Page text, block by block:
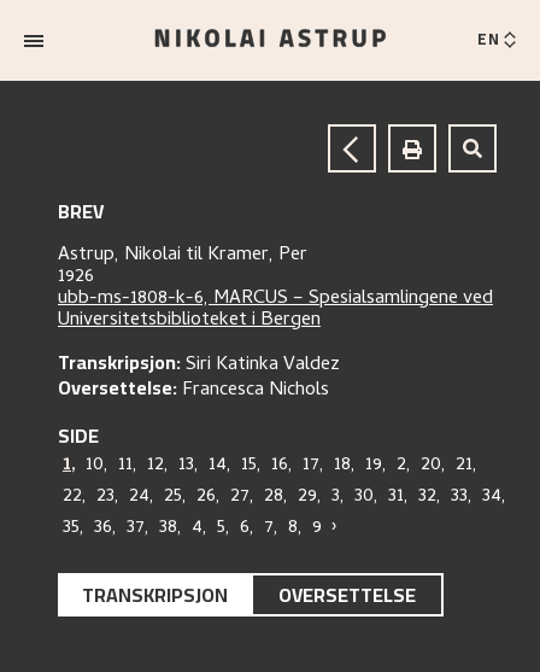
EN
BREV
Astrup, Nikolai tilKramer, Per
1926
ubb-ms-1808-k-6, MARCUS – Spesialsamlingene ved
Universitetsbiblioteket i Bergen
Transkripsjon:Siri Katinka Valdez
Oversettelse:Francesca Nichols
SIDE
1, 10, 11, 12, 13, 14, 15, 16, 17, 18, 19, 2, 20, 21,
22, 23, 24, 25, 26, 27, 28, 29, 3, 30, 31, 32, 33, 34,
35, 36, 37, 38, 4, 5, 6, 7, 8, 9 ›
TRANSKRIPSJON OVERSETTELSE